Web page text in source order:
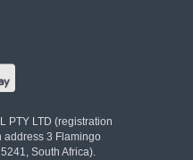
PTY LTD (registration
address 3 Flamingo
South Africa).